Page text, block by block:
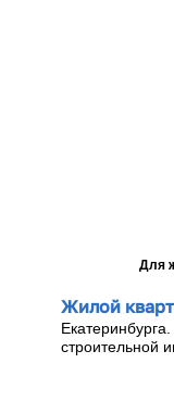
Для
Жилой
строительной